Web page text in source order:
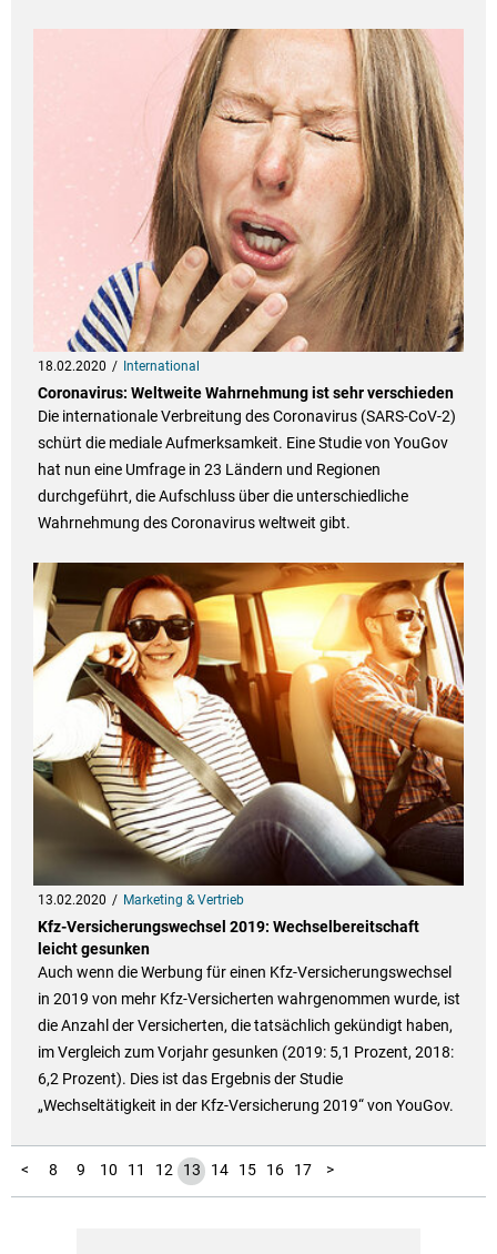
18.02.2020 International
Coronavirus: Weltweite Wahrnehmung ist sehr verschieden
Die internationale Verbreitung des Coronavirus (SARS-CoV-2)
schürt die mediale Aufmerksamkeit. Eine Studie von YouGov
hat nun eine Umfrage in 23 Ländern und Regionen
durchgeführt, die Aufschluss über die unterschiedliche
Wahrnehmung des Coronavirus weltweit gibt.
13.02.2020 Marketing & Vertrieb
Kfz-Versicherungswechsel 2019: Wechselbereitschaft
leicht gesunken
Auch wenn die Werbung für einen Kfz-Versicherungswechsel
in 2019 von mehr Kfz-Versicherten wahrgenommen wurde, ist
die Anzahl der Versicherten, die tatsächlich gekündigt haben,
im Vergleich zum Vorjahr gesunken (2019: 5,1 Prozent, 2018:
6,2 Prozent). Dies ist das Ergebnis der Studie
„Wechseltätigkeit in der Kfz-Versicherung 2019“ von YouGov.
<
1
2
3
4
5
6
7 8 9 10 11 12 13 14 15 16 17
18
19
20
21
22 >